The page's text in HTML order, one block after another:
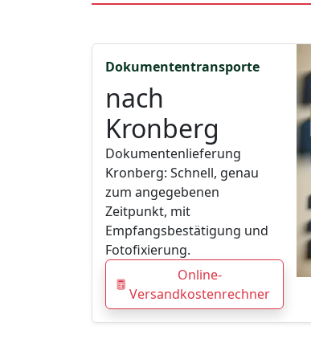
Dokumententransporte
nach
Kronberg
Dokumentenlieferung
Kronberg: Schnell, genau
zum angegebenen
Zeitpunkt, mit
Empfangsbestätigung und
Fotofixierung.
Online-
Versandkostenrechner